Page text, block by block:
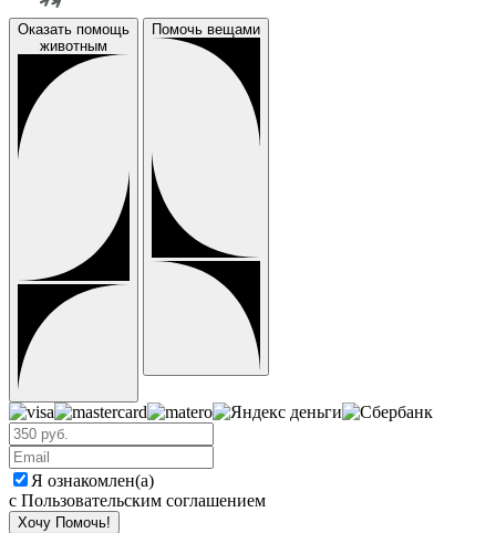
Оказать помощь
животным
Помочь вещами
Я ознакомлен(а)
с Пользовательским соглашением
Хочу Помочь!